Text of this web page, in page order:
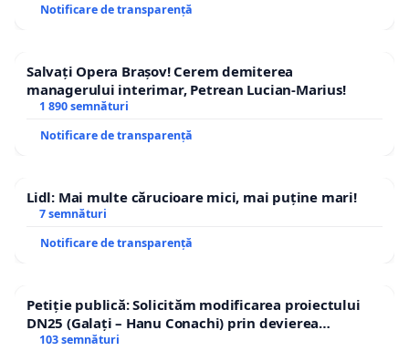
Notificare de transparență
Salvați Opera Brașov! Cerem demiterea
managerului interimar, Petrean Lucian-Marius!
1 890 semnături
Notificare de transparență
Lidl: Mai multe cărucioare mici, mai puține mari!
7 semnături
Notificare de transparență
Petiție publică: Solicităm modificarea proiectului
DN25 (Galați – Hanu Conachi) prin devierea
traseului în afara localităților!
103 semnături